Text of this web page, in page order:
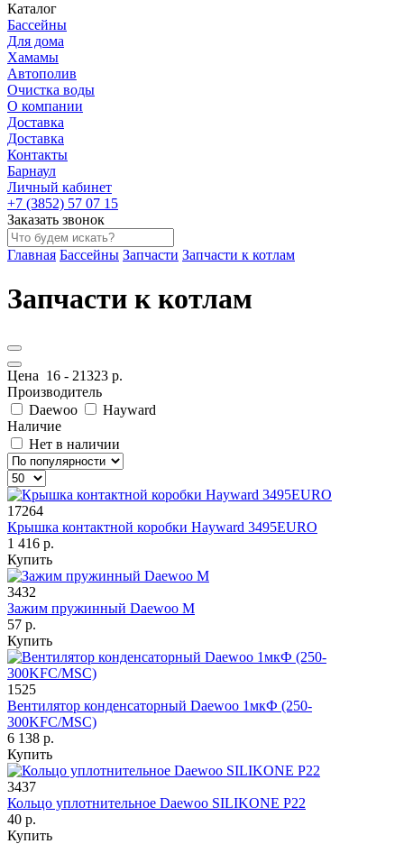
Каталог
Бассейны
Для дома
Хамамы
Автополив
Очистка воды
О компании
Доставка
Доставка
Контакты
Барнаул
Личный кабинет
+7 (3852) 57 07 15
Заказать звонок
Главная Бассейны Запчасти Запчасти к котлам
Запчасти к котлам
Цена 16 - 21323 р.
Производитель
Daewoo
Hayward
Наличие
Нет в наличии
17264
Крышка контактной коробки Hayward 3495EURO
1 416 р.
Купить
3432
Зажим пружинный Daewoo M
57 р.
Купить
1525
Вентилятор конденсаторный Daewoo 1мкФ (250-
300KFC/MSC)
6 138 р.
Купить
3437
Кольцо уплотнительное Daewoo SILIKONE P22
40 р.
Купить